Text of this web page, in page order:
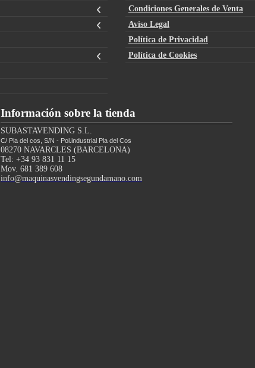
Condiciones Generales de Venta
Avíso Legal
Política de Privacidad
Política de Cookies
Información sobre la tienda
SUBASTAVENDING S.L.
C/ Pla del cos, S/N - Pol.industrial Pla del Cos
08270 NAVARCLES (BARCELONA)
Tel: +34 93 831 11 15
Mov. 681 389 608
info@maquinasvendingsegundamano.com